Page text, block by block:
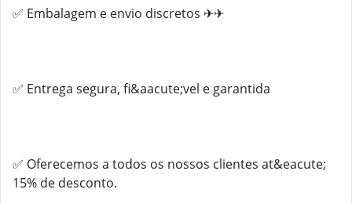
✅ Embalagem e envio discretos ✈✈
✅ Entrega segura, fi&aacute;vel e garantida
✅ Oferecemos a todos os nossos clientes at&eacute;
15% de desconto.